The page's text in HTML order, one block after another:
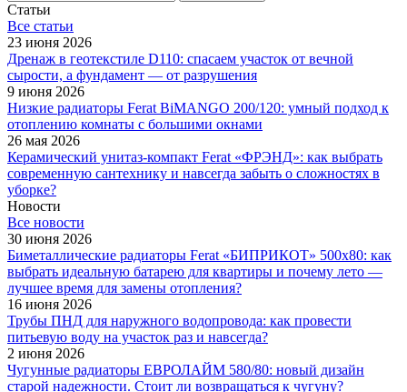
Статьи
Все cтатьи
23 июня 2026
Дренаж в геотекстиле D110: спасаем участок от вечной
сырости, а фундамент — от разрушения
9 июня 2026
Низкие радиаторы Ferat BiMANGO 200/120: умный подход к
отоплению комнаты с большими окнами
26 мая 2026
Керамический унитаз-компакт Ferat «ФРЭНД»: как выбрать
современную сантехнику и навсегда забыть о сложностях в
уборке?
Новости
Все новости
30 июня 2026
Биметаллические радиаторы Ferat «БИПРИКОТ» 500x80: как
выбрать идеальную батарею для квартиры и почему лето —
лучшее время для замены отопления?
16 июня 2026
Трубы ПНД для наружного водопровода: как провести
питьевую воду на участок раз и навсегда?
2 июня 2026
Чугунные радиаторы ЕВРОЛАЙМ 580/80: новый дизайн
старой надежности. Стоит ли возвращаться к чугуну?